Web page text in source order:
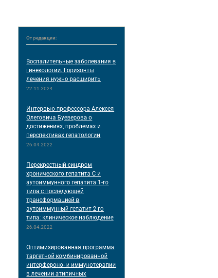
От редакции:
Воспалительные заболевания в
гинекологии. Горизонты
лечения нужно расширить
22.11.2024
Интервью профессора Алексея
Олеговича Буеверова о
достижениях, проблемах и
перспективах гепатологии
26.04.2022
Перекрестный синдром
хронического гепатита С и
аутоиммунного гепатита 1-го
типа с последующей
трансформацией в
аутоиммунный гепатит 2-го
типа: клиническое наблюдение
26.04.2022
Оптимизированная программа
таргетной комбинированной
интерфероно- и иммунотерапии
в лечении атипичных